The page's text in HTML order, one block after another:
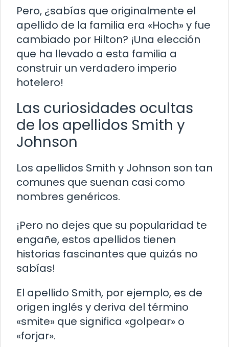
Pero, ¿sabías que originalmente el
apellido de la familia era «Hoch» y fue
cambiado por Hilton? ¡Una elección
que ha llevado a esta familia a
construir un verdadero imperio
hotelero!
Las curiosidades ocultas
de los apellidos Smith y
Johnson
Los apellidos Smith y Johnson son tan
comunes que suenan casi como
nombres genéricos.
¡Pero no dejes que su popularidad te
engañe, estos apellidos tienen
historias fascinantes que quizás no
sabías!
El apellido Smith, por ejemplo, es de
origen inglés y deriva del término
«smite» que significa «golpear» o
«forjar».